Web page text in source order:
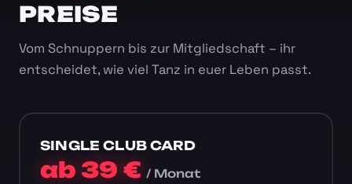
PREISE
Vom Schnuppern bis zur Mitgliedschaft – ihr
entscheidet, wie viel Tanz in euer Leben passt.
SINGLE CLUB CARD
ab 39 €/ Monat